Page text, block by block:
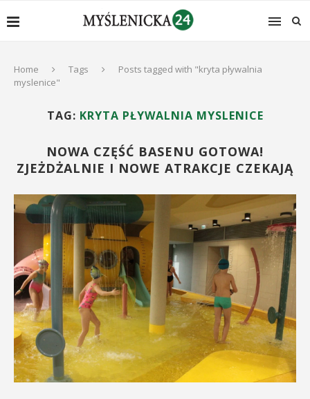
Home Tags
Posts tagged with "kryta pływalnia
myslenice"
TAG: KRYTA PŁYWALNIA MYSLENICE
NOWA CZĘŚĆ BASENU GOTOWA!
ZJEŻDŻALNIE I NOWE ATRAKCJE CZEKAJĄ